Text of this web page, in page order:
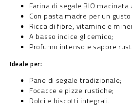
Farina di segale BIO macinata
Con pasta madre per un
Ricca di fibre, vitamine e
A basso indice glicemico;
Profumo intenso e sapore
Ideale per:
Pane di segale tradizionale;
Focacce e pizze rustiche;
Dolci e biscotti integrali.